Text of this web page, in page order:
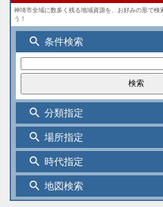
神埼市全域に数多く残る地域資源を、お好みの形で検
う！
search 条件検索
search 分類指定
search 場所指定
search 時代指定
search 地図検索